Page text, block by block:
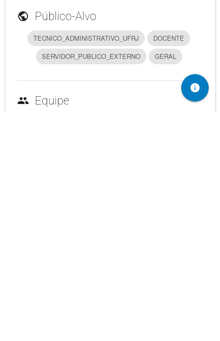
public Público-Alvo
TECNICO_ADMINISTRATIVO_UFRJ
DOCENTE
SERVIDOR_PUBLICO_EXTERNO
GERAL
group Equipe
info